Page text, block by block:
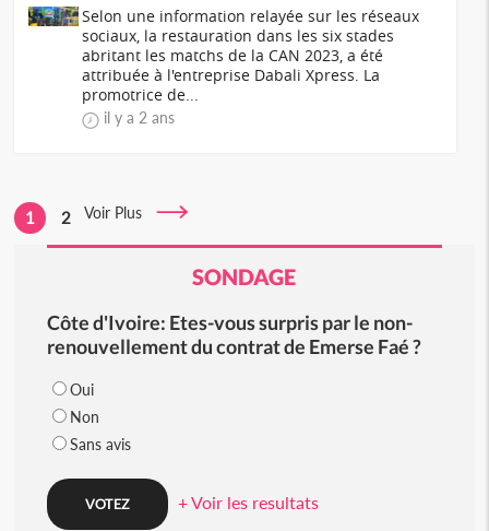
Selon une information relayée sur les réseaux
sociaux, la restauration dans les six stades
abritant les matchs de la CAN 2023, a été
attribuée à l'entreprise Dabali Xpress. La
promotrice de...
il y a 2 ans
1 2 Voir Plus
SONDAGE
Côte d'Ivoire: Etes-vous surpris par le non-
renouvellement du contrat de Emerse Faé ?
Oui
Non
Sans avis
+ Voir les resultats